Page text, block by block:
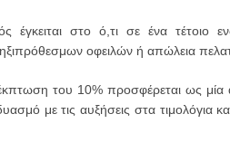
έγκειται στο ό,τι σε ένα τέτοιο
οφειλών ή απώλεια
του 10% προσφέρεται ως μία
με τις αυξήσεις στα τιμολόγια